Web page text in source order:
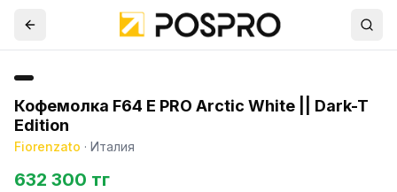
Кофемолка F64 E PRO Arctic White || Dark-T
Edition
Fiorenzato · Италия
632 300 тг